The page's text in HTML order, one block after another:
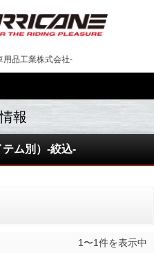
用品工業株式会社-
ム別）-絞込-
1〜1件を表示中